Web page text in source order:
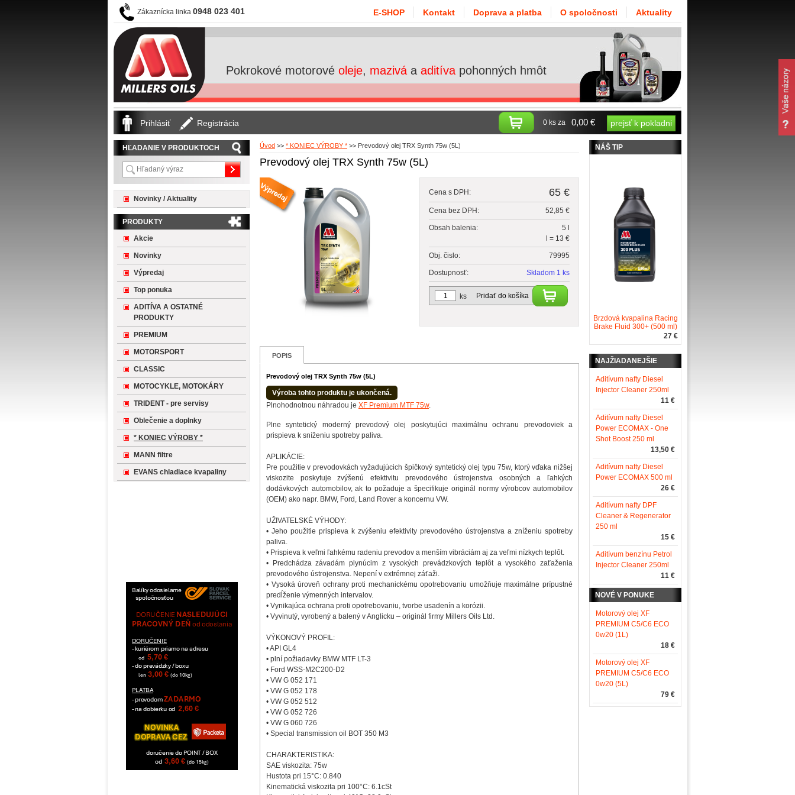
Zákaznícka linka 0948 023 401
Pokrokové motorové oleje, mazivá a aditíva pohonných hmôt
Úvod >> * KONIEC VÝROBY * >> Prevodový olej TRX Synth 75w (5L)
Prevodový olej TRX Synth 75w (5L)
Cena s DPH: 65 €
Cena bez DPH: 52,85 €
Obsah balenia:
5 l
l = 13 €
Obj. čislo: 79995
Dostupnosť: Skladom 1 ks
Pridať do košíka
ks
POPIS
Prevodový olej TRX Synth 75w (5L)
Výroba tohto produktu je ukončená.
Plnohodnotnou náhradou je XF Premium MTF 75w.
Plne syntetický moderný prevodový olej poskytujúci maximálnu ochranu prevodoviek a
prispieva k sníženiu spotreby paliva.
APLIKÁCIE:
Pre použitie v prevodovkách vyžadujúcich špičkový syntetický olej typu 75w, ktorý vďaka nižšej
viskozite poskytuje zvýšenú efektivitu prevodového ústrojenstva osobných a ľahkých
dodávkových automobilov, ak to požaduje a špecifikuje originál normy výrobcov automobilov
(OEM) ako napr. BMW, Ford, Land Rover a koncernu VW.
UŽIVATELSKÉ VÝHODY:
• Jeho použitie prispieva k zvýšeniu efektivity prevodového ústrojenstva a zníženiu spotreby
paliva.
• Prispieva k veľmi ľahkému radeniu prevodov a menším vibráciám aj za veľmi nízkych teplôt.
• Predchádza závadám plynúcim z vysokých prevádzkových teplôt a vysokého zaťaženia
prevodového ústrojenstva. Nepení v extrémnej záťaži.
• Vysoká úroveň ochrany proti mechanickému opotrebovaniu umožňuje maximálne prípustné
predĺženie výmenných intervalov.
• Vynikajúca ochrana proti opotrebovaniu, tvorbe usadenín a korózii.
• Vyvinutý, vyrobený a balený v Anglicku – originál firmy Millers Oils Ltd.
VÝKONOVÝ PROFIL:
• API GL4
• plní požiadavky BMW MTF LT-3
• Ford WSS-M2C200-D2
• VW G 052 171
• VW G 052 178
• VW G 052 512
• VW G 052 726
• VW G 060 726
• Special transmission oil BOT 350 M3
CHARAKTERISTIKA:
SAE viskozita: 75w
Hustota pri 15°C: 0.840
Kinematická viskozita pri 100°C: 6.1cSt
HĽADANIE V PRODUKTOCH
Novinky / Aktuality
PRODUKTY
Akcie
Novinky
Výpredaj
Top ponuka
ADITÍVA A OSTATNÉ
PRODUKTY
PREMIUM
MOTORSPORT
CLASSIC
MOTOCYKLE, MOTOKÁRY
TRIDENT - pre servisy
Oblečenie a doplnky
* KONIEC VÝROBY *
MANN filtre
EVANS chladiace kvapaliny
NÁŠ TIP
Brzdová kvapalina Racing
Brake Fluid 300+ (500 ml)
27 €
NAJŽIADANEJŠIE
Aditívum nafty Diesel
Injector Cleaner 250ml
11 €
Aditívum nafty Diesel
Power ECOMAX - One
Shot Boost 250 ml
13,50 €
Aditívum nafty Diesel
Power ECOMAX 500 ml
26 €
Aditívum nafty DPF
Cleaner & Regenerator
250 ml
15 €
Aditívum benzínu Petrol
Injector Cleaner 250ml
11 €
NOVÉ V PONUKE
Motorový olej XF
PREMIUM C5/C6 ECO
0w20 (1L)
18 €
Motorový olej XF
PREMIUM C5/C6 ECO
0w20 (5L)
79 €
E-SHOP Kontakt Doprava a platba O spoločnosti Aktuality
Prihlásiť Registrácia 0 ks za 0,00 € prejsť k pokladni